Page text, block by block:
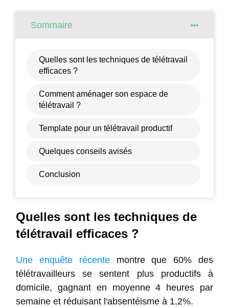
Sommaire
Quelles sont les techniques de télétravail
efficaces ?
Comment aménager son espace de
télétravail ?
Template pour un télétravail productif
Quelques conseils avisés
Conclusion
Quelles sont les techniques de
télétravail efficaces ?
Une enquête récentemontre que 60% des
télétravailleurs se sentent plus productifs à
domicile, gagnant en moyenne 4 heures par
semaine et réduisant l'absentéisme à 1,2%.